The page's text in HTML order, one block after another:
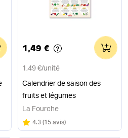
1,49 €
1,49 €/unité
Calendrier de saison des
fruits et légumes
0
La Fourche
Note
4.3 sur 5
(15 avis)